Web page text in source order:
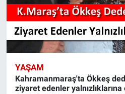
YAŞAM
Kahramanmaraş'ta Ökkeş
ziyaret edenler